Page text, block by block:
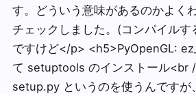
す。どういう意味があるのかよく
チェックしました。(コンパイルす
ですけど</p> <h5>PyOpenGL:
て setuptools のインストール<br
setup.py というのを使うんですが